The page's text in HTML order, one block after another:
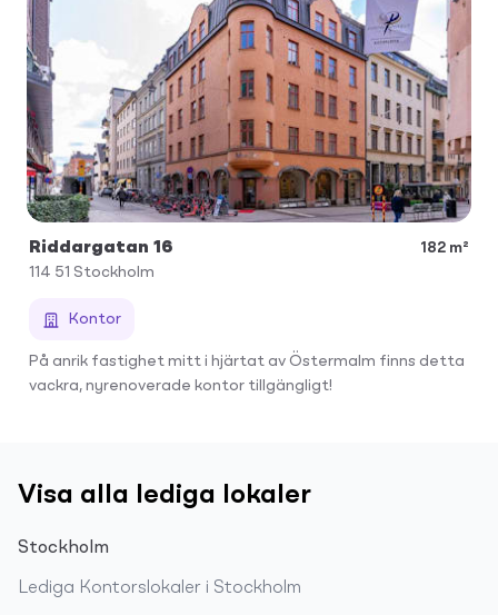
Riddargatan 16
182 m²
114 51 Stockholm
Kontor
På anrik fastighet mitt i hjärtat av Östermalm finns detta
vackra, nyrenoverade kontor tillgängligt!
Visa alla lediga lokaler
Stockholm
Lediga Kontorslokaler i Stockholm